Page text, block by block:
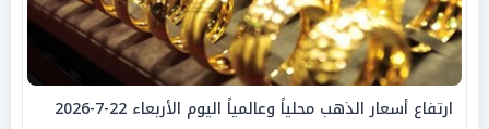
ارتفاع أسعار الذهب محلياً وعالمياً اليوم الأربعاء 22-7-2026